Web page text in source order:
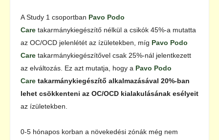
A Study 1 csoportban Pavo Podo
Care takarmánykiegészítő nélkül a csikók 45%-a mutatta
az OC/OCD jelenlétét az ízületekben, míg Pavo Podo
Care takarmánykiegészítővel csak 25%-nál jelentkezett
az elváltozás. Ez azt mutatja, hogy a Pavo Podo
Care takarmánykiegészítő alkalmazásával 20%-ban
lehet csökkenteni az OC/OCD kialakulásának esélyeit
az ízületekben.
0-5 hónapos korban a növekedési zónák még nem